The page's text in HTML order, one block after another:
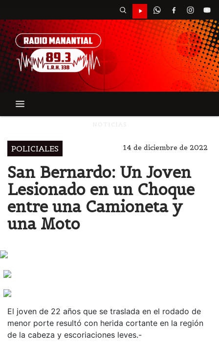
POLICIALES 14 de diciembre de 2022
San Bernardo: Un Joven
Lesionado en un Choque
entre una Camioneta y
una Moto
El joven de 22 años que se traslada en el rodado de
menor porte resultó con herida cortante en la región
de la cabeza y escoriaciones leves.-